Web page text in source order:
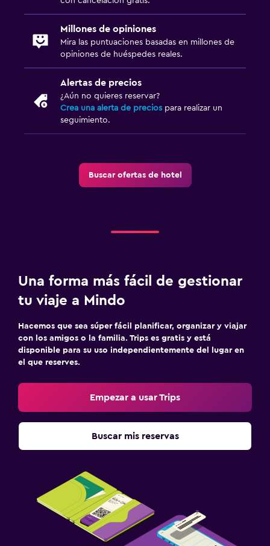
Millones de opiniones
Mira las puntuaciones basadas en millones de
opiniones de huéspedes reales.
Alertas de precios
¿Aún no quieres reservar?
Crea una alerta de precios para realizar un
seguimiento.
Buscar ofertas de hotel
Una forma más fácil de gestionar
tu viaje a Mindo
Hacemos que sea súper fácil planificar, organizar y viajar
con los amigos o la familia. Trips es gratis y está
disponible para su uso independientemente del lugar en
el que reserves.
Empezar a usar Trips
Buscar mis reservas